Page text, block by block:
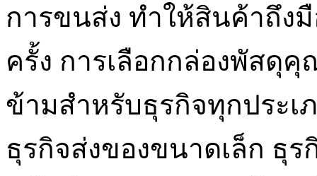
การขนส่ง ทำให้สินค้าถึ
ครั้ง การเลือกกล่องพัสดุ
ข้ามสำหรับธุรกิจทุกประเ
ธุรกิจส่งของขนาดเล็ก ธุ